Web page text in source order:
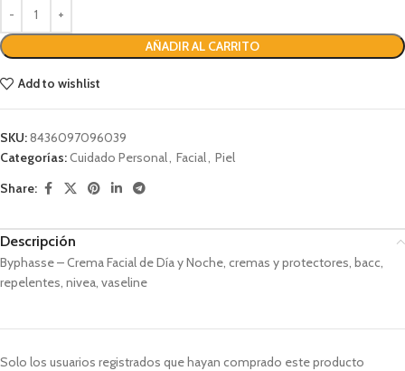
AÑADIR AL CARRITO
Add to wishlist
SKU:8436097096039
Categorías:Cuidado Personal Facial Piel
Share:
Descripción
Byphasse – Crema Facial de Día y Noche, cremas y protectores, bacc,
repelentes, nivea, vaseline
Solo los usuarios registrados que hayan comprado este producto